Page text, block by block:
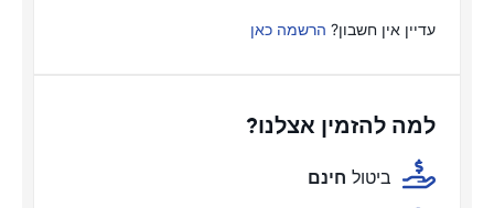
עדיין אין חשבון? הרשמה כאן
למה להזמין אצלנו?
ביטול חינם